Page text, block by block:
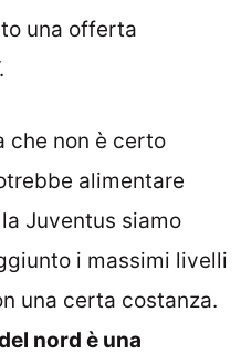
una offerta
che non è certo
alimentare
Juventus siamo
i massimi livelli
una certa costanza.
nord è una